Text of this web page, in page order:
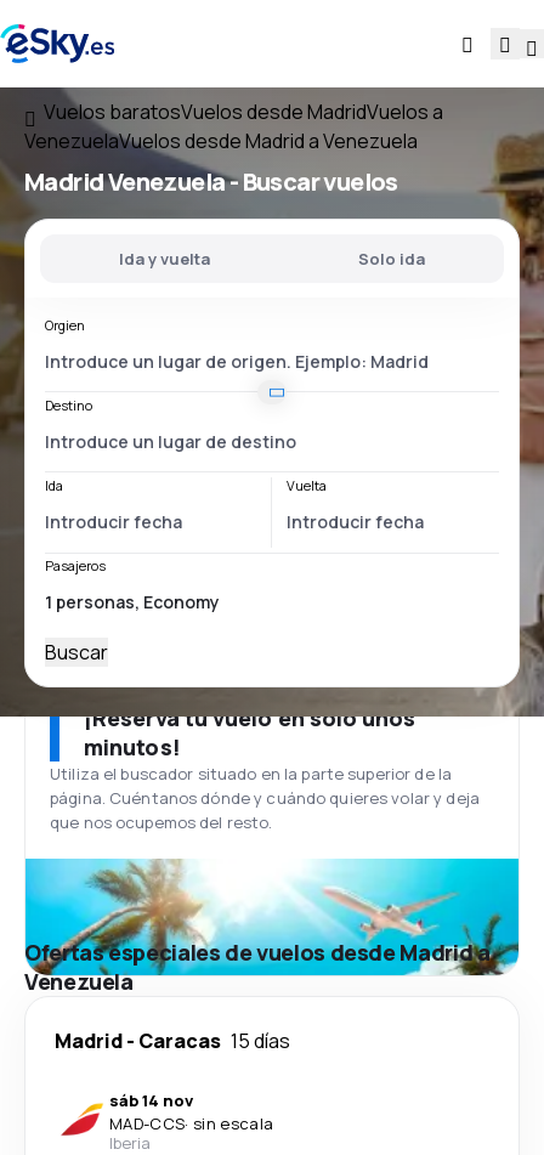
Vuelos baratosVuelos desde MadridVuelos a
VenezuelaVuelos desde Madrid a Venezuela
Madrid Venezuela- Buscar vuelos
Ida y vuelta Solo ida
Orgien
Destino
Ida Vuelta
Pasajeros
Buscar
¡Reserva tu vuelo en solo unos
minutos!
Utiliza el buscador situado en la parte superior de la
página. Cuéntanos dónde y cuándo quieres volar y deja
que nos ocupemos del resto.
Ofertas especiales de vuelos desde Madrid a
Venezuela
Madrid- Caracas 15 días
sáb 14 nov
MAD-CCS· sin escala
Iberia